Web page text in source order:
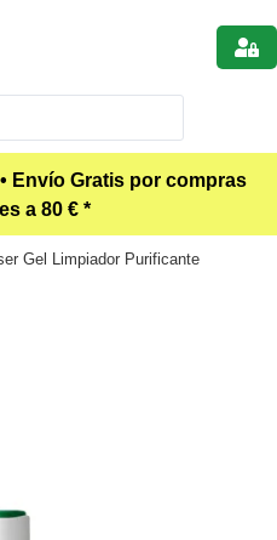
Envío Gratis por compras
a 80 € *
Gel Limpiador Purificante